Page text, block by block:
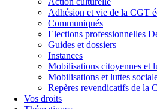
Adhésion et vie de la CGT
Communiqués
Elections professionnelles
Guides et dossiers
Instances
Mobilisations citoyennes et
Mobilisations et luttes
Repères revendicatifs de la
Vos droits